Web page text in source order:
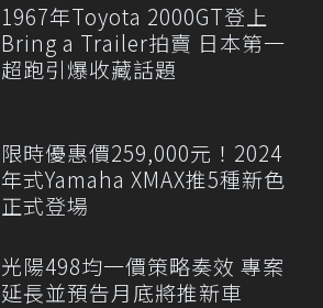
1967年Toyota 2000GT登上
Bring a Trailer拍賣 日本第一
超跑引爆收藏話題
限時優惠價259,000元！2024
年式Yamaha XMAX推5種新色
正式登場
光陽498均一價策略奏效 專案
延長並預告月底將推新車